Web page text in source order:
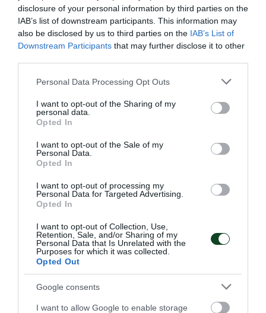
disclosure of your personal information by third parties on the
IAB’s list of downstream participants. This information may
also be disclosed by us to third parties on the IAB’s List of
Downstream Participants that may further disclose it to other
Please note that this website/app uses one or more Google
not limited to your visit or usage behaviour. You may click to
grant or deny consent to Google and its third-party tags to
use your data for below specified purposes in below Google
consent section.
Personal Data Processing Opt Outs
I want to opt-out of the Sharing of my
personal data.
Opted In
I want to opt-out of the Sale of my
Personal Data.
Opted In
I want to opt-out of processing my
Personal Data for Targeted Advertising.
Opted In
I want to opt-out of Collection, Use,
Retention, Sale, and/or Sharing of my
Personal Data that Is Unrelated with the
Purposes for which it was collected.
Opted Out
Google consents
I want to allow Google to enable storage
Μεγάλη νίκη κόντρα στην Τσεχία
για την Εθνική Νέων γυναικών
Η Εθνική ομάδα μπάσκετ γυναικών νίκησε την Τσεχία και
είναι κοντά στην πρόκριση στα ημιτελικά του ευρωπαϊκού
πρωταθλήματος Β' κατηγορίας.
08.07.2026 ΜΠΑΣΚΕΤ ΓΥΝΑΙΚΩΝ
ΤΕΛΕΥΤΑΙΑ ΝΕΑ